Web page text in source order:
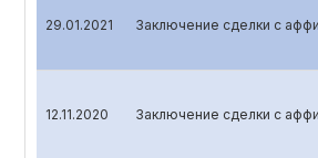
29.01.2021 Заключение сделки с
12.11.2020 Заключение сделки с